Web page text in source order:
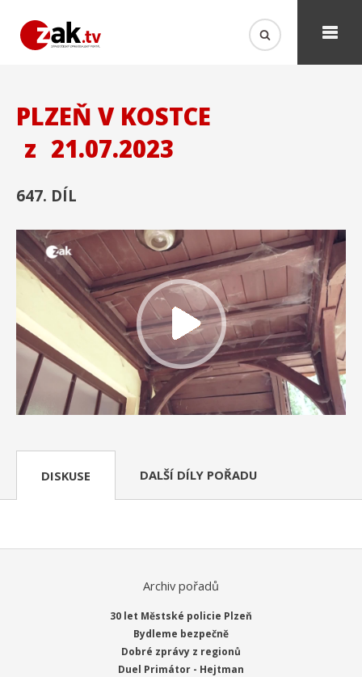
PLZEŇ V KOSTCE
z 21.07.2023
647. DÍL
DISKUSE DALŠÍ DÍLY POŘADU
Archiv pořadů
30 let Městské policie Plzeň
Bydleme bezpečně
Dobré zprávy z regionů
Duel Primátor - Hejtman